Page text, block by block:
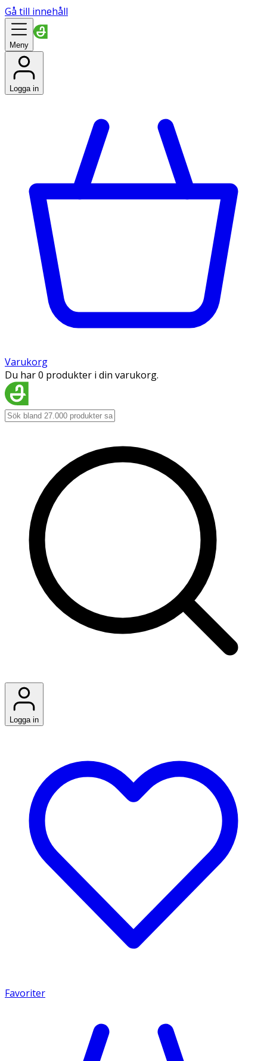
Gå till innehåll
Meny
Logga in
Varukorg
Du har 0 produkter i din varukorg.
Logga in
Favoriter